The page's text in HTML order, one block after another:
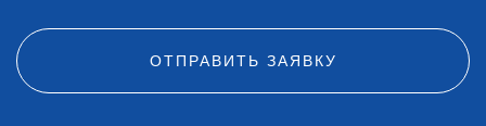
ОТПРАВИТЬ ЗАЯВКУ